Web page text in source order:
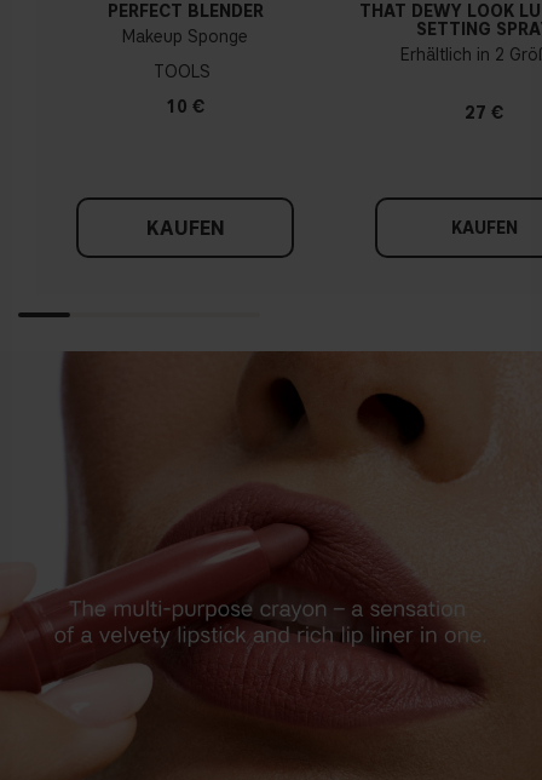
PERFECT BLENDER
Makeup Sponge
TOOLS
10 €
KAUFEN
THAT DEWY LOOK
SETTING
Erhältlich in 2
27 €
KAUFEN